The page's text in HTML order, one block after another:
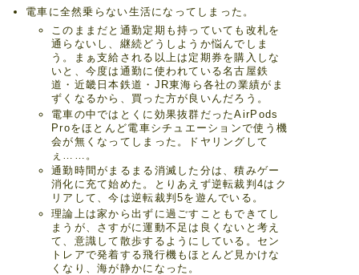
電車に全然乗らない生活になってしまった。
このままだと通勤定期も持っていても改札を
通らないし、継続どうしようか悩んでしま
う。まぁ支給される以上は定期券を購入しな
いと、今度は通勤に使われている名古屋鉄
道・近畿日本鉄道・JR東海ら各社の業績がま
ずくなるから、買った方が良いんだろう。
電車の中ではとくに効果抜群だったAirPods
Proをほとんど電車シチュエーションで使う機
会が無くなってしまった。ドヤリングして
ぇ……。
通勤時間がまるまる消滅した分は、積みゲー
消化に充て始めた。とりあえず逆転裁判4はク
リアして、今は逆転裁判5を遊んでいる。
理論上は家から出ずに過ごすこともできてし
まうが、さすがに運動不足は良くないと考え
て、意識して散歩するようにしている。セン
トレアで発着する飛行機もほとんど見かけな
くなり、海が静かになった。